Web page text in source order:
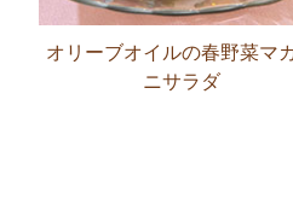
オリーブオイルの春野菜マ
ニサラダ